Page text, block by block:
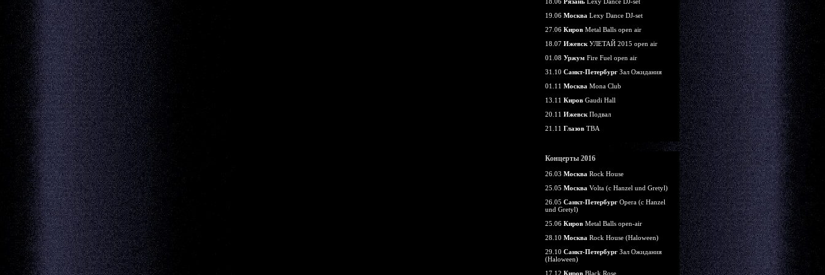
19.06 Москва Lexy Dance DJ-set
27.06 Киров Metal Balls open air
18.07 Ижевск УЛЕТАЙ 2015 open air
01.08 Уржум Fire Fuel open air
31.10 Санкт-Петербург Зал Ожидания
01.11 Москва Mona Club
13.11 Киров Gaudi Hall
20.11 Ижевск Подвал
21.11 Глазов TBA
Концерты 2016
26.03 Москва Rock House
25.05 Москва Volta (c Hanzel und Gretyl)
26.05 Санкт-Петербург Opera (c Hanzel
und Gretyl)
25.06 Киров Metal Balls open-air
28.10 Москва Rock House (Haloween)
29.10 Санкт-Петербург Зал Ожидания
(Haloween)
17.12 Киров Black Rose